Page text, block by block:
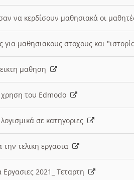
να κερδίσουν μαθησιακά οι
για μαθησιακους στοχους και
μαθηση
χρηση του Edmodo
σε κατηγοριες
την τελικη εργασια
Εργασιες 2021_ Τεταρτη